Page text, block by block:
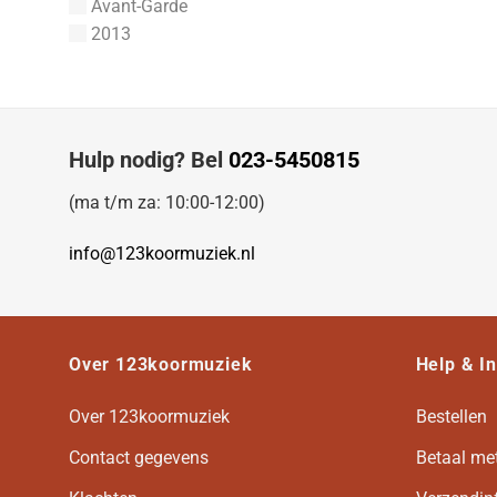
York, Terry
Yancy, Marvin
Xenakis, Iannis
Xavier Montsalvatage
Wynette, Tammy
Wright, Reginal
Woodward, R.
Woodgate, Leslie
1-Stemmig
Avant-Garde
2013
Hulp nodig? Bel 023-5450815
(ma t/m za: 10:00-12:00)
info@123koormuziek.nl
Over 123koormuziek
Over 123koormuziek
Contact gegevens
Help &
Bestellen
Betaal